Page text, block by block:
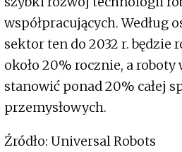
współpracujących. Według
sektor ten do 2032 r. będzie
około 20% rocznie, a roboty
stanowić ponad 20% całej
przemysłowych.
Źródło: Universal Robots